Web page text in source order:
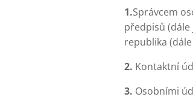
1.Správcem
předpisů (dále
republika (dále
2. Kontaktní
3. Osobními